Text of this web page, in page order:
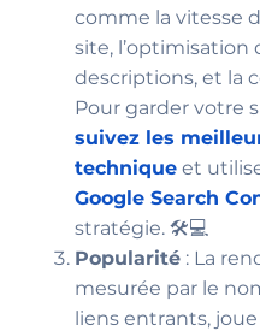
comme la vitesse
site, l’optimisation
descriptions, et la
Pour garder votre
suivez les
technique et
Google Search
stratégie. 🛠️💻
Popularité : La
mesurée par le
liens entrants,